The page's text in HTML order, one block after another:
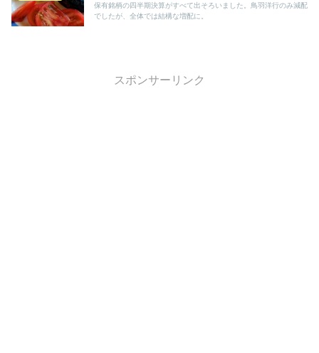
保有銘柄の四半期決算がすべて出そろいました。鳥羽洋行のみ減配
でしたが、全体では結構な増配に。
スポンサーリンク